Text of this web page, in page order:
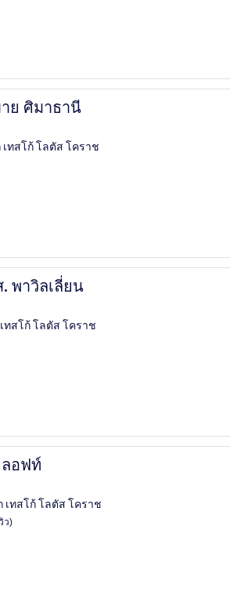
าย ศิมาธานี
ศิมาธานี
เทสโก้ โลตัส โคราช
. พาวิลเลี่ยน
วิลเลี่ยน
เทสโก้ โลตัส โคราช
ลอฟท์
ท์
เทสโก้ โลตัส โคราช
ว)